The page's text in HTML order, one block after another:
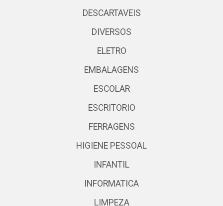
DESCARTAVEIS
DIVERSOS
ELETRO
EMBALAGENS
ESCOLAR
ESCRITORIO
FERRAGENS
HIGIENE PESSOAL
INFANTIL
INFORMATICA
LIMPEZA